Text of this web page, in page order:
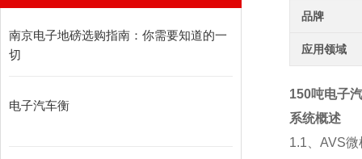
南京电子地磅选购指南：你需要知道的一
切
电子汽车衡
品牌
应用领域
150吨电子
系统概述
1.1
AVS微